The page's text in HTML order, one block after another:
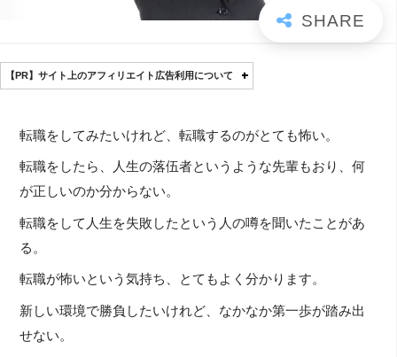
【PR】サイト上のアフィリエイト広告利用について
転職をしてみたいけれど、転職するのがとても怖い。
転職をしたら、人生の落伍者というような先輩もおり、何
が正しいのか分からない。
転職をして人生を失敗したという人の噂を聞いたことがあ
る。
転職が怖いという気持ち、とてもよく分かります。
新しい環境で勝負したいけれど、なかなか第一歩が踏み出
せない。